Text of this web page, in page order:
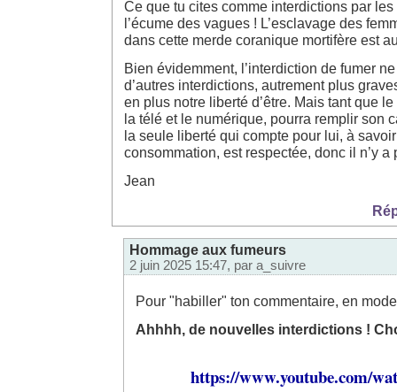
Ce que tu cites comme interdictions par les
l’écume des vagues ! L’esclavage des
dans cette merde coranique mortifère est
Bien évidemment, l’interdiction de fumer
d’autres interdictions, autrement plus
en plus notre liberté d’être. Mais tant que
la télé et le numérique, pourra remplir son
la seule liberté qui compte pour lui, à
consommation, est respectée, donc il n’y a
Jean
Hommage aux fumeurs
2 juin 2025 15:47, par a_suivre
Pour "habiller" ton commentaire, en
Ahhhh, de nouvelles interdictions !
https://www.youtube.com/